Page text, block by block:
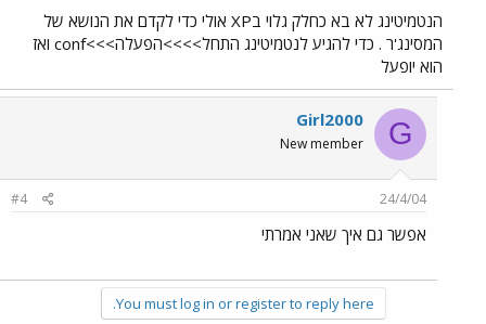
הנטמיטינג לא בא כחלק גלוי בXP אולי כדי לקדם את הנושא של
המסינג'ר . כדי להגיע לנטמיטינג התחל>>>>הפעלה>>>conf ואז
הוא יופעל
G
Girl2000
New member
24/4/04
#4
אפשר גם איך שאני אמרתי
You must log in or register to reply here.